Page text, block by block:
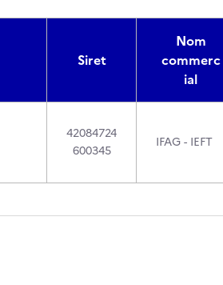
Siret
Nom
commerc
ial
42084724
600345
IFAG - IEFT